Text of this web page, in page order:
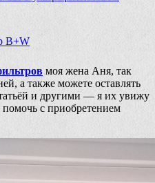
B+W
моя жена Аня, так
, а также можете оставлять
и другими — я их увижу
помочь с приобретением